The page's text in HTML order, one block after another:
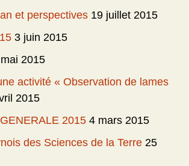
et perspectives 19 juillet 2015
3 juin 2015
2015
activité « Observation de lames
2015
2015 4 mars 2015
des Sciences de la Terre 25